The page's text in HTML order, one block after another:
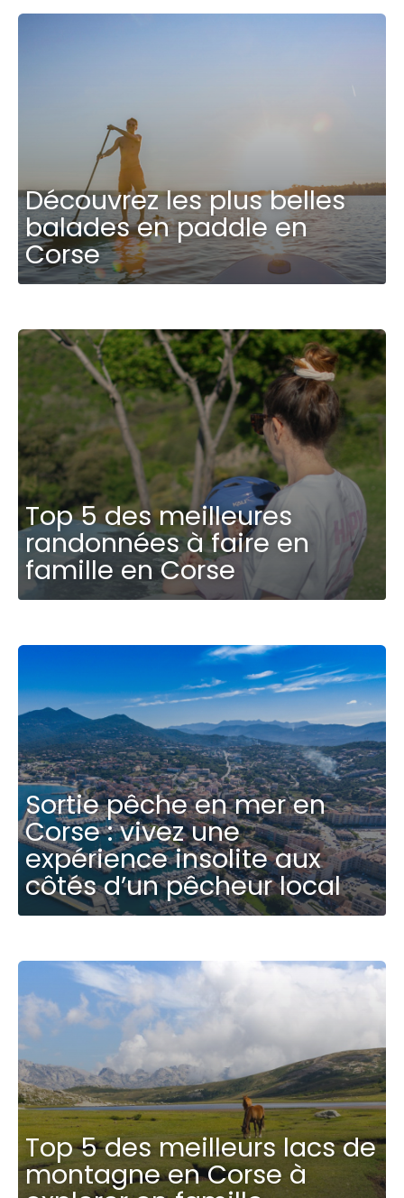
Découvrez les plus belles
balades en paddle en
Corse
Top 5 des meilleures
randonnées à faire en
famille en Corse
Sortie pêche en mer en
Corse : vivez une
expérience insolite aux
côtés d’un pêcheur local
Top 5 des meilleurs lacs de
montagne en Corse à